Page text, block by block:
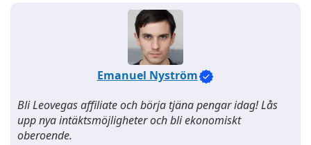
Emanuel Nyström
Bli Leovegas affiliate och börja tjäna pengar idag! Lås
upp nya intäktsmöjligheter och bli ekonomiskt
oberoende.